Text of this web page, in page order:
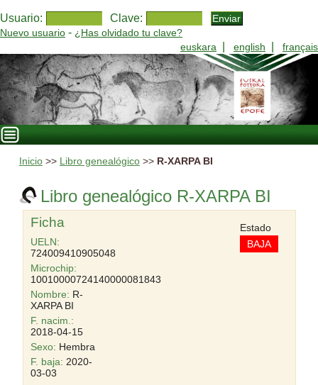
Usuario: Clave:
Nuevo usuario - ¿Has olvidado tu clave?
euskara
english français
Inicio>> Libro genealógico>> R-XARPA BI
Libro genealógico R-XARPA BI
Ficha
UELN:
724009410905048
Microchip:
10010000724140000081843
Nombre: R-
XARPA BI
F. nacim.:
2018-04-15
Sexo: Hembra
Estado
BAJA
F. baja: 2020-
03-03